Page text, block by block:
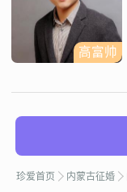
高富帅
珍爱首页 内蒙古征婚